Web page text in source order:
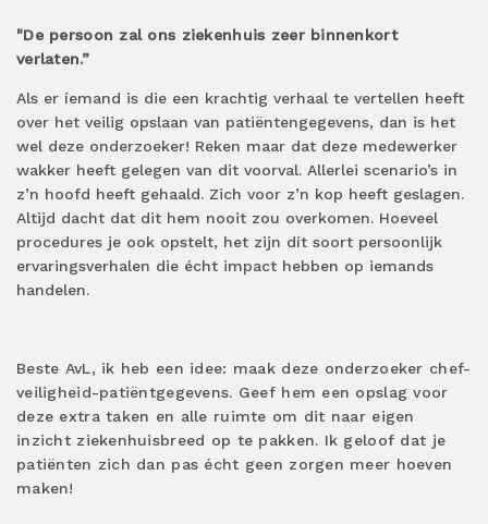
"De persoon zal ons ziekenhuis zeer binnenkort
verlaten.”
Als er íemand is die een krachtig verhaal te vertellen heeft
over het veilig opslaan van patiëntengegevens, dan is het
wel deze onderzoeker! Reken maar dat deze medewerker
wakker heeft gelegen van dit voorval. Allerlei scenario’s in
z’n hoofd heeft gehaald. Zich voor z’n kop heeft geslagen.
Altijd dacht dat dit hem nooit zou overkomen. Hoeveel
procedures je ook opstelt, het zijn dít soort persoonlijk
ervaringsverhalen die écht impact hebben op iemands
handelen.
Beste AvL, ik heb een idee: maak deze onderzoeker chef-
veiligheid-patiëntgegevens. Geef hem een opslag voor
deze extra taken en alle ruimte om dit naar eigen
inzicht ziekenhuisbreed op te pakken. Ik geloof dat je
patiënten zich dan pas écht geen zorgen meer hoeven
maken!